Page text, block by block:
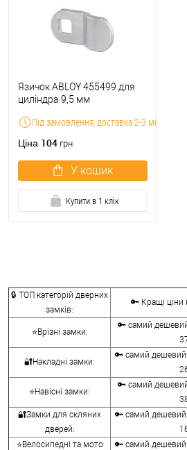
Під замовлення, доставка 2-3 місяці
Язичок ABLOY 455499 для
циліндра 9,5 мм
зігнутий
Ціна 104 грн.
У кошик
Купити в 1 клік
🔒 ТОП категорій дверних
замків:
🔑 Кращі ціни
⭐Врізні замки:
🔑 самий
🔐Накладні замки:
🔑 самий
⭐Навісні замки:
🔑 самий
🔐Замки для скляних
дверей:
🔑 самий
⭐Велосипедні та мото
🔑 самий